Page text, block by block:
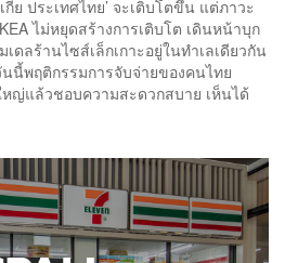
ย ประเทศไทย’ จะเติบโตขึ้น แต่ภาวะ
ไม่หยุดสร้างการเติบโต เดินหน้าบุก
ดลร้านไซส์เล็กเกาะอยู่ในทำเลเดียวกัน
นี้พฤติกรรมการจับจ่ายของคนไทย
หญ่แล้วชอบความสะดวกสบาย เห็นได้